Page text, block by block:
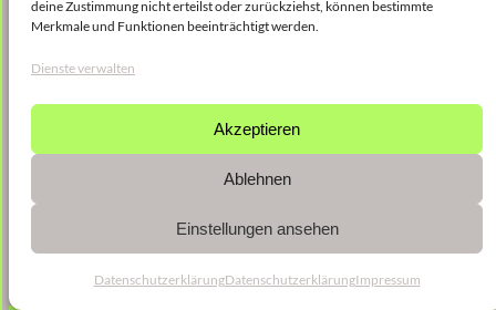
deine Zustimmung nicht erteilst oder zurückziehst, können bestimmte
Merkmale und Funktionen beeinträchtigt werden.
Dienste verwalten
Akzeptieren
Ablehnen
Einstellungen ansehen
DatenschutzerklärungDatenschutzerklärungImpressum